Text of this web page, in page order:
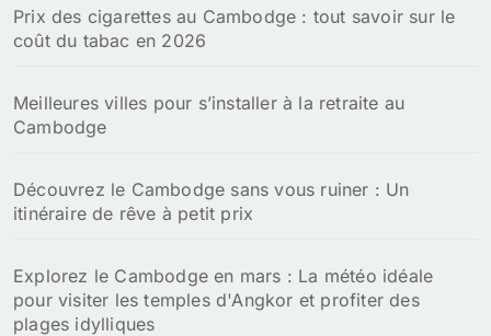
Prix des cigarettes au Cambodge : tout savoir sur le
coût du tabac en 2026
Meilleures villes pour s’installer à la retraite au
Cambodge
Découvrez le Cambodge sans vous ruiner : Un
itinéraire de rêve à petit prix
Explorez le Cambodge en mars : La météo idéale
pour visiter les temples d'Angkor et profiter des
plages idylliques